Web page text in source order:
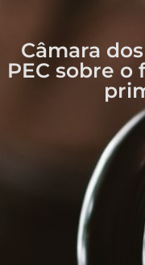
Câmara
PEC sobre o